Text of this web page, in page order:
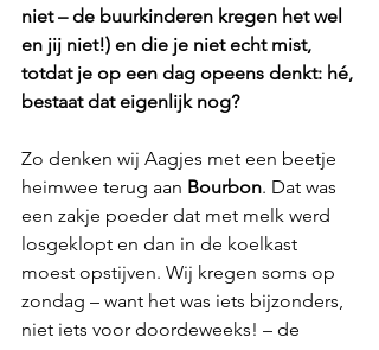
niet – de buurkinderen kregen het wel
en jij niet!) en die je niet echt mist,
totdat je op een dag opeens denkt: hé,
bestaat dat eigenlijk nog?
Zo denken wij Aagjes met een beetje
heimwee terug aan Bourbon. Dat was
een zakje poeder dat met melk werd
losgeklopt en dan in de koelkast
moest opstijven. Wij kregen soms op
zondag – want het was iets bijzonders,
niet iets voor doordeweeks! – de